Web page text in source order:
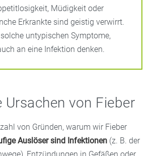
Müdigkeit oder
Erkrankte sind geistig verwirrt.
untypischen Symptome,
an eine Infektion denken.
Ursachen von Fieber
von Gründen, warum wir Fieber
Auslöser sind Infektionen (z. B. der